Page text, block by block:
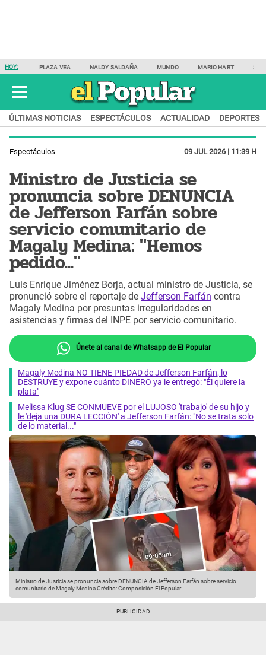
HOY: PLAZA VEA NALDY SALDAÑA MUNDO MARIO HART
ÚLTIMAS NOTICIAS ESPECTÁCULOS ACTUALIDAD DEPORTES
Espectáculos 09 JUL 2026 | 11:39 H
Ministro de Justicia se
pronuncia sobre DENUNCIA
de Jefferson Farfán sobre
servicio comunitario de
Magaly Medina: "Hemos
pedido..."
Luis Enrique Jiménez Borja, actual ministro de Justicia, se
pronunció sobre el reportaje de Jefferson Farfán contra
Magaly Medina por presuntas irregularidades en
asistencias y firmas del INPE por servicio comunitario.
Únete al canal de Whatsapp de El Popular
Magaly Medina NO TIENE PIEDAD de Jefferson Farfán, lo
DESTRUYE y expone cuánto DINERO ya le entregó: "Él quiere la
plata"
Melissa Klug SE CONMUEVE por el LUJOSO 'trabajo' de su hijo y
le 'deja una DURA LECCIÓN' a Jefferson Farfán: "No se trata solo
de lo material..."
Ministro de Justicia se pronuncia sobre DENUNCIA de Jefferson Farfán sobre servicio
comunitario de Magaly MedinaCrédito: Composición El Popular